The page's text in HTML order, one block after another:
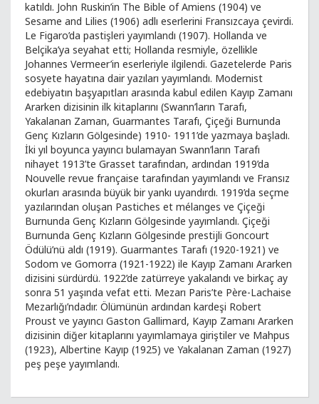
katıldı. John Ruskin’in The Bible of Amiens (1904) ve
Sesame and Lilies (1906) adlı eserlerini Fransızcaya çevirdi.
Le Figaro’da pastişleri yayımlandı (1907). Hollanda ve
Belçika’ya seyahat etti; Hollanda resmiyle, özellikle
Johannes Vermeer’in eserleriyle ilgilendi. Gazetelerde Paris
sosyete hayatına dair yazıları yayımlandı. Modernist
edebiyatın başyapıtları arasında kabul edilen Kayıp Zamanı
Ararken dizisinin ilk kitaplarını (Swann’ların Tarafı,
Yakalanan Zaman, Guarmantes Tarafı, Çiçeği Burnunda
Genç Kızların Gölgesinde) 1910- 1911’de yazmaya başladı.
İki yıl boyunca yayıncı bulamayan Swann’ların Tarafı
nihayet 1913’te Grasset tarafından, ardından 1919’da
Nouvelle revue française tarafından yayımlandı ve Fransız
okurları arasında büyük bir yankı uyandırdı. 1919’da seçme
yazılarından oluşan Pastiches et mélanges ve Çiçeği
Burnunda Genç Kızların Gölgesinde yayımlandı. Çiçeği
Burnunda Genç Kızların Gölgesinde prestijli Goncourt
Ödülü’nü aldı (1919). Guarmantes Tarafı (1920-1921) ve
Sodom ve Gomorra (1921-1922) ile Kayıp Zamanı Ararken
dizisini sürdürdü. 1922’de zatürreye yakalandı ve birkaç ay
sonra 51 yaşında vefat etti. Mezarı Paris’te Père-Lachaise
Mezarlığı’ndadır. Ölümünün ardından kardeşi Robert
Proust ve yayıncı Gaston Gallimard, Kayıp Zamanı Ararken
dizisinin diğer kitaplarını yayımlamaya giriştiler ve Mahpus
(1923), Albertine Kayıp (1925) ve Yakalanan Zaman (1927)
peş peşe yayımlandı.